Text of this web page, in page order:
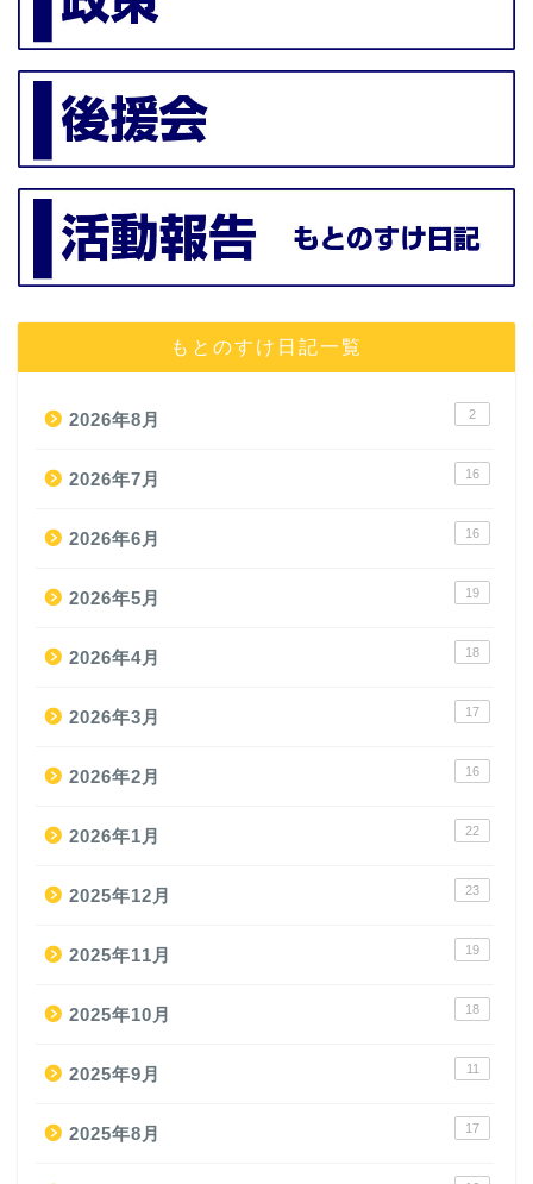
もとのすけ日記一覧
2026年8月 2
2026年7月 16
2026年6月 16
2026年5月 19
2026年4月 18
2026年3月 17
2026年2月 16
2026年1月 22
2025年12月 23
2025年11月 19
2025年10月 18
2025年9月 11
2025年8月 17